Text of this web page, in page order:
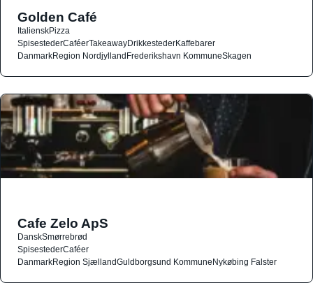
Golden Café
ItalienskPizza
SpisestederCaféerTakeawayDrikkestederKaffebarer
DanmarkRegion NordjyllandFrederikshavn KommuneSkagen
Cafe Zelo ApS
DanskSmørrebrød
SpisestederCaféer
DanmarkRegion SjællandGuldborgsund KommuneNykøbing Falster